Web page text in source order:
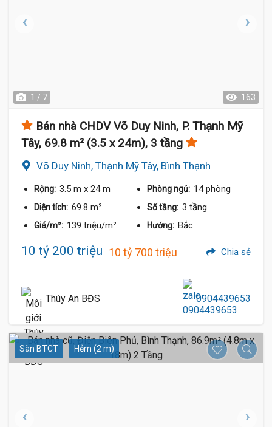
1 / 7 163
Bán nhà CHDV Võ Duy Ninh, P. Thạnh Mỹ
Tây, 69.8 m² (3.5 x 24m), 3 tầng
Võ Duy Ninh, Thạnh Mỹ Tây, Bình Thạnh
Rộng: 3.5 m x 24 m Phòng ngủ: 14 phòng
Diện tích: 69.8 m² Số tầng: 3 tầng
Giá/m²: 139 triệu/m² Hướng: Bắc
10 tỷ 200 triệu 10 tỷ 700 triệu Chia sẻ
Thúy An BĐS 0904439653
Sàn BTCT Hẻm (2 m)